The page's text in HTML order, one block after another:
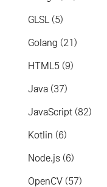
GLSL (5)
Golang (21)
HTML5 (9)
Java (37)
JavaScript (82)
Kotlin (6)
Node.js (6)
OpenCV (57)